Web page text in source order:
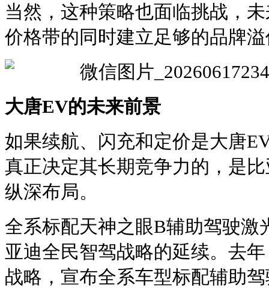
当然，这种策略也面临挑战，
价格带的同时建立足够的品牌
大唐EV的未来前景
如果续航、闪充和定价是大唐
真正决定其长期竞争力的，是
纵深布局。
全系标配天神之眼B辅助驾驶激
亚迪全民智驾战略的延续。去
战略，宣布全系车型标配辅助